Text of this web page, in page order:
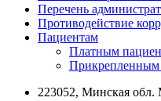
Перечень
Противодействие
Пациентам
Платным
Прикрепленным
223052, Минская